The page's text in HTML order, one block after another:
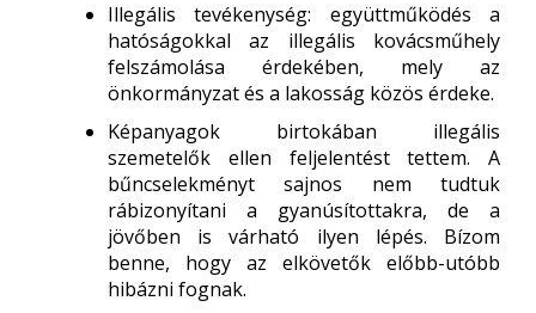
Illegális tevékenység: együttműködés a
hatóságokkal az illegális kovácsműhely
felszámolása érdekében, mely az
önkormányzat és a lakosság közös érdeke.
Képanyagok birtokában illegális
szemetelők ellen feljelentést tettem. A
bűncselekményt sajnos nem tudtuk
rábizonyítani a gyanúsítottakra, de a
jövőben is várható ilyen lépés. Bízom
benne, hogy az elkövetők előbb-utóbb
hibázni fognak.